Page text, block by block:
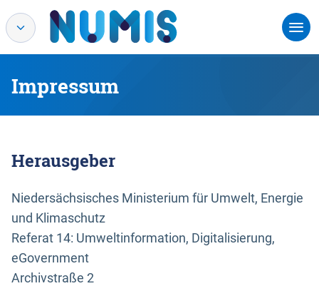
Impressum
Herausgeber
Niedersächsisches Ministerium für Umwelt, Energie
und Klimaschutz
Referat 14: Umweltinformation, Digitalisierung,
eGovernment
Archivstraße 2